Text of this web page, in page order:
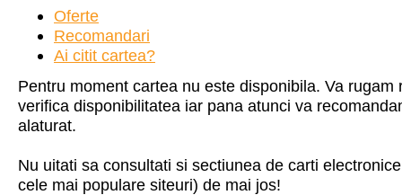
Oferte
Recomandari
Ai citit cartea?
Pentru moment cartea nu este disponibila. Va rugam
verifica disponibilitatea iar pana atunci va
alaturat.
Nu uitati sa consultati si sectiunea de carti
cele mai populare siteuri) de mai jos!